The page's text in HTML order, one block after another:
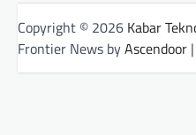
Copyright © 2026 Kabar
Frontier News byAscendoor